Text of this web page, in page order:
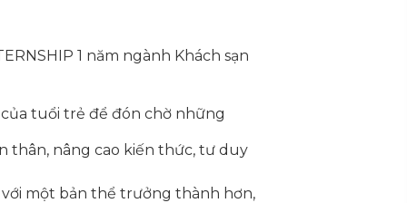
1 năm ngành Khách sạn
tuổi trẻ để đón chờ những
thân, nâng cao kiến thức, tư duy
với một bản thể trưởng thành hơn,